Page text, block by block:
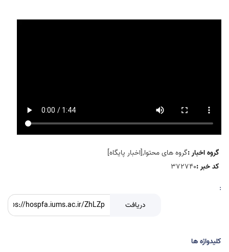
گروه اخبار :گروه های محتوا,[اخبار پایگاه]
کد خبر :372740
:
دریافت
کلیدواژه ها